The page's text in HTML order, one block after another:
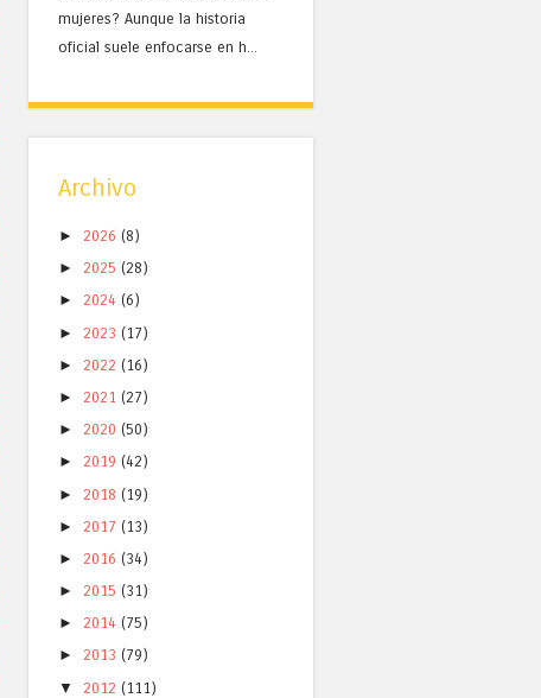
mujeres? Aunque la historia
oficial suele enfocarse en h...
Archivo
► 2026 (8)
► 2025 (28)
► 2024 (6)
► 2023 (17)
► 2022 (16)
► 2021 (27)
► 2020 (50)
► 2019 (42)
► 2018 (19)
► 2017 (13)
► 2016 (34)
► 2015 (31)
► 2014 (75)
► 2013 (79)
▼
2012 (111)